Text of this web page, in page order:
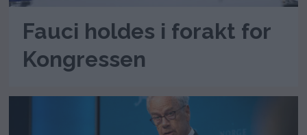
Fauci holdes i forakt for
Kongressen